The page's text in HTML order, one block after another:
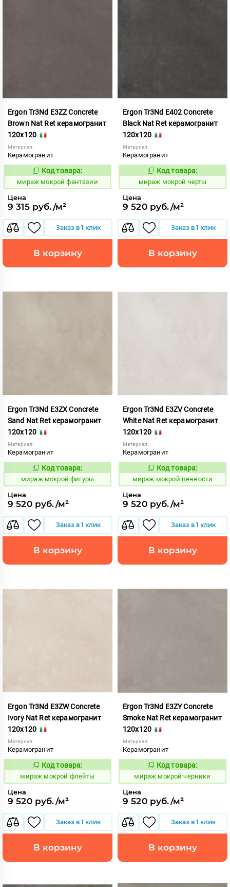
Ergon Tr3Nd E3ZZ Concrete
Brown Nat Ret керамогранит
120x120
Материал:
Керамогранит
991737
Код товара:
мираж мокрой фантазии
Цена
9 315 руб./м²
Заказ в 1 клик
В корзину
Ergon Tr3Nd E402 Concrete
Black Nat Ret керамогранит
120x120
Материал:
Керамогранит
991745
Код товара:
мираж мокрой черты
Цена
9 520 руб./м²
Заказ в 1 клик
В корзину
Ergon Tr3Nd E3ZX Concrete
Sand Nat Ret керамогранит
120x120
Материал:
Керамогранит
991740
Код товара:
мираж мокрой фигуры
Цена
9 520 руб./м²
Заказ в 1 клик
В корзину
Ergon Tr3Nd E3ZV Concrete
White Nat Ret керамогранит
120x120
Материал:
Керамогранит
991742
Код товара:
мираж мокрой ценности
Цена
9 520 руб./м²
Заказ в 1 клик
В корзину
Ergon Tr3Nd E3ZW Concrete
Ivory Nat Ret керамогранит
120x120
Материал:
Керамогранит
991741
Код товара:
мираж мокрой флейты
Цена
9 520 руб./м²
Заказ в 1 клик
В корзину
Ergon Tr3Nd E3ZY Concrete
Smoke Nat Ret керамогранит
120x120
Материал:
Керамогранит
991744
Код товара:
мираж мокрой черники
Цена
9 520 руб./м²
Заказ в 1 клик
В корзину